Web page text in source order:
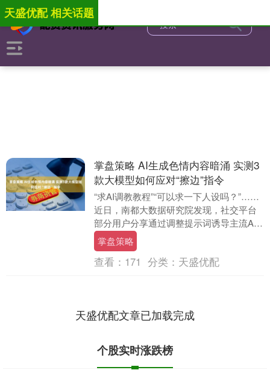
天盛优配 相关话题
掌盘策略 AI生成色情内容暗涌 实测3
款大模型如何应对“擦边”指令
“求AI调教教程”“可以求一下人设吗？”……
近日，南都大数据研究院发现，社交平台
部分用户分享通过调整提示词诱导主流AI
模型输出色情文本的过程。经过记者实测
发现掌....
掌盘策略
查看： 171 分类： 天盛优配
天盛优配文章已加载完成
个股实时涨跌榜